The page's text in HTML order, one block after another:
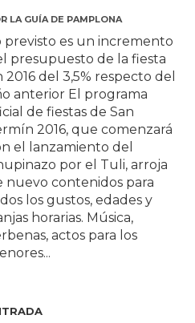
LA GUÍA DE PAMPLONA
previsto es un incremento
presupuesto de la fiesta
2016 del 3,5% respecto del
anterior El programa
de fiestas de San
2016, que comenzará
el lanzamiento del
por el Tuli, arroja
nuevo contenidos para
los gustos, edades y
horarias. Música,
actos para los